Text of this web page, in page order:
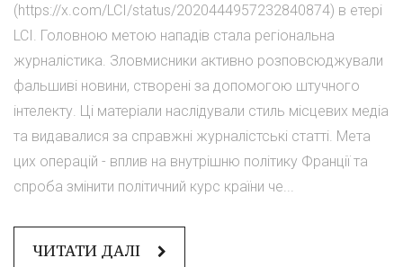
(https://x.com/LCI/status/2020444957232840874) в етері
LCI. Головною метою нападів стала регіональна
журналістика. Зловмисники активно розповсюджували
фальшиві новини, створені за допомогою штучного
інтелекту. Ці матеріали наслідували стиль місцевих медіа
та видавалися за справжні журналістські статті. Мета
цих операцій - вплив на внутрішню політику Франції та
спроба змінити політичний курс країни че...
ЧИТАТИ ДАЛІ